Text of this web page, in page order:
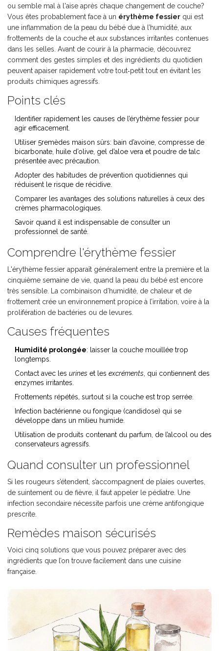
ou semble mal à l'aise après chaque changement de couche?
Vous êtes probablement face à un érythème fessier qui est
une inflammation de la peau du bébé due à l’humidité, aux
frottements de la couche et aux substances irritantes contenues
dans les selles . Avant de courir à la pharmacie, découvrez
comment des gestes simples et des ingrédients du quotidien
peuvent apaiser rapidement votre tout‑petit tout en évitant les
produits chimiques agressifs.
Points clés
Identifier rapidement les causes de l’érythème fessier pour
agir efficacement.
Utiliser 5remèdes maison sûrs: bain d’avoine, compresse de
bicarbonate, huile d’olive, gel d’aloe vera et poudre de talc
présentée avec précaution.
Adopter des habitudes de prévention quotidiennes qui
réduisent le risque de récidive.
Comparer les avantages des solutions naturelles à ceux des
crèmes pharmacologiques.
Savoir quand il est indispensable de consulter un
professionnel de santé.
Comprendre l'érythème fessier
L'érythème fessier apparaît généralement entre la première et la
cinquième semaine de vie, quand la peau du bébé est encore
très sensible. La combinaison d’humidité, de chaleur et de
frottement crée un environnement propice à l’irritation, voire à la
prolifération de bactéries ou de levures.
Causes fréquentes
Humidité prolongée: laisser la couche mouillée trop
longtemps.
Contact avec les urines et les excréments , qui contiennent des
enzymes irritantes.
Frottements répétés, surtout si la couche est trop serrée.
Infection bactérienne ou fongique (candidose) qui se
développe dans un milieu humide.
Utilisation de produits contenant du parfum, de l’alcool ou des
conservateurs agressifs.
Quand consulter un professionnel
Si les rougeurs s’étendent, s’accompagnent de plaies ouvertes,
de suintement ou de fièvre, il faut appeler le pédiatre. Une
infection secondaire nécessite parfois une crème antifongique
prescrite.
Remèdes maison sécurisés
Voici cinq solutions que vous pouvez préparer avec des
ingrédients que l’on trouve facilement dans une cuisine
française.